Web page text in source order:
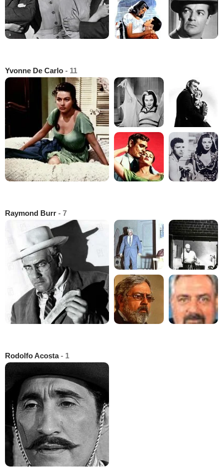
Yvonne De Carlo - 11
Raymond Burr - 7
Rodolfo Acosta- 1